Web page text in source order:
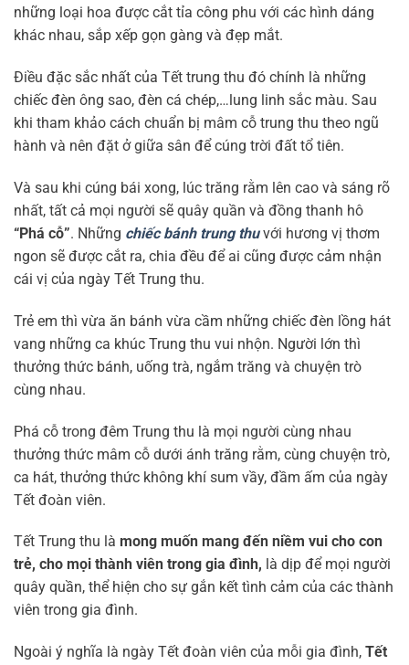
những loại hoa được cắt tỉa công phu với các hình dáng
khác nhau, sắp xếp gọn gàng và đẹp mắt.
Điều đặc sắc nhất của Tết trung thu đó chính là những
chiếc đèn ông sao, đèn cá chép,…lung linh sắc màu. Sau
khi tham khảo cách chuẩn bị mâm cỗ trung thu theo ngũ
hành và nên đặt ở giữa sân để cúng trời đất tổ tiên.
Và sau khi cúng bái xong, lúc trăng rằm lên cao và sáng rõ
nhất, tất cả mọi người sẽ quây quần và đồng thanh hô
“Phá cỗ”. Những chiếc bánh trung thu với hương vị thơm
ngon sẽ được cắt ra, chia đều để ai cũng được cảm nhận
cái vị của ngày Tết Trung thu.
Trẻ em thì vừa ăn bánh vừa cầm những chiếc đèn lồng hát
vang những ca khúc Trung thu vui nhộn. Người lớn thì
thưởng thức bánh, uống trà, ngắm trăng và chuyện trò
cùng nhau.
Phá cỗ trong đêm Trung thu là mọi người cùng nhau
thưởng thức mâm cỗ dưới ánh trăng rằm, cùng chuyện trò,
ca hát, thưởng thức không khí sum vầy, đầm ấm của ngày
Tết đoàn viên.
Tết Trung thu là mong muốn mang đến niềm vui cho con
trẻ, cho mọi thành viên trong gia đình, là dịp để mọi người
quây quần, thể hiện cho sự gắn kết tình cảm của các thành
viên trong gia đình.
Ngoài ý nghĩa là ngày Tết đoàn viên của mỗi gia đình, Tết